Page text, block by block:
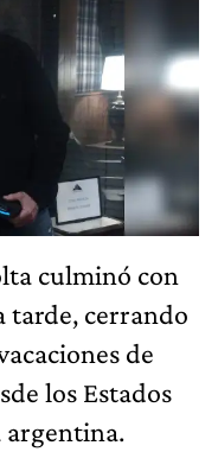
culminó con
tarde, cerrando
de
los Estados
argentina.